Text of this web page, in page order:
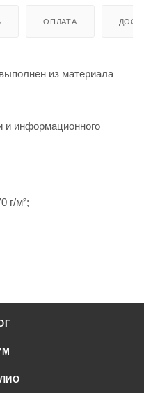
ОПЛАТА
из материала
и информационного
г/м²;